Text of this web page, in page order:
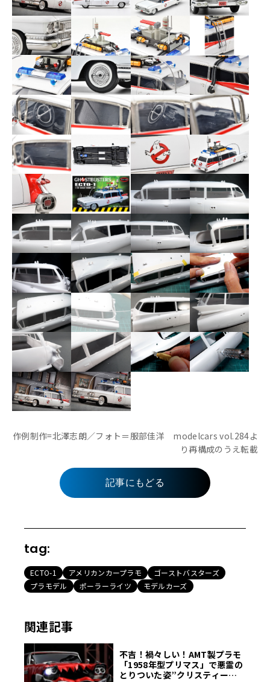
作例制作=北澤志朗／フォト＝服部佳洋 modelcars vol.284よ
り再構成のうえ転載
記事にもどる
tag:
ECTO-1 アメリカンカープラモ
ゴーストバスターズ
プラモデル
ポーラーライツ モデルカーズ
関連記事
不吉！禍々しい！AMT製プラモ
「1958年型プリマス」で悪霊の
とりついた姿”クリスティー